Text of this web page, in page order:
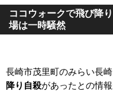
ココウォークで飛び降
場は一時騒然
長崎市茂里町のみらい長崎
降り自殺があったとの情報